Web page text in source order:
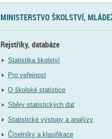
MINISTERSTVO ŠKOLSTVÍ,
Rejstříky, databáze
Statistika školství
Pro veřejnost
O školské statistice
Sběry statistických dat
Statistické výstupy a analýzy
Číselníky a klasifikace